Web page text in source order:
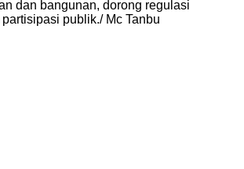
dan bangunan, dorong regulasi
publik./ Mc Tanbu